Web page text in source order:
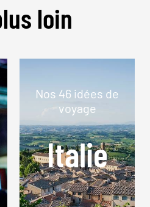
loin
Nos 46 idées de
voyage
Italie